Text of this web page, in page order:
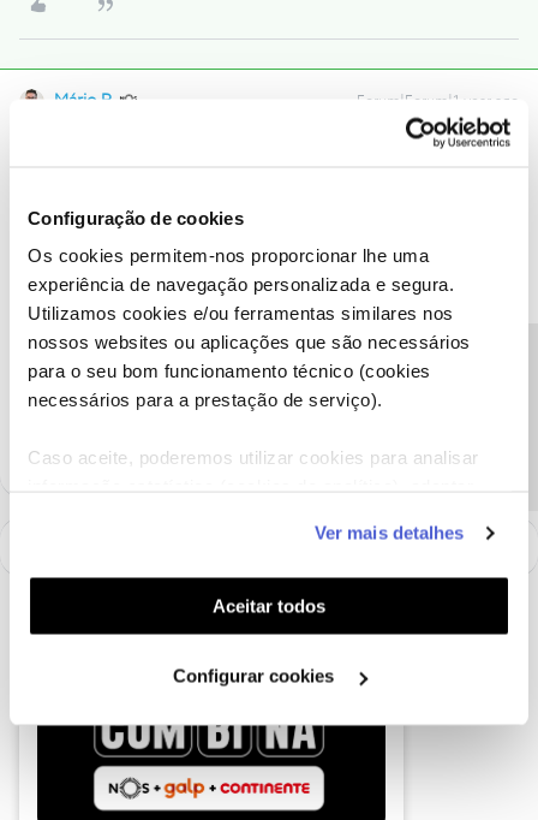
Configuração de cookies
Os cookies permitem-nos proporcionar lhe uma
experiência de navegação personalizada e segura.
Utilizamos cookies e/ou ferramentas similares nos
nossos websites ou aplicações que são necessários
para o seu bom funcionamento técnico (cookies
necessários para a prestação de serviço).
Caso aceite, poderemos utilizar cookies para analisar
funcionalidades (cookies de personalização e
funcionalidade) e adaptar anúncios aos seus interesses
(cookies de publicidade personalizada). Pode gerir a
utilização dos cookies clicando em "Configurar
Ver mais detalhes
Aceitar todos
Configurar cookies
Mário P. Forum|Forum|1 year ago
De momento, a App NOS Comando está descontinuada. Caso
Obrigado
Ajude a comunidade a encontrar informação relevante. Marque
como "Melhor Resposta" e faça "Like" nos melhores comentários.